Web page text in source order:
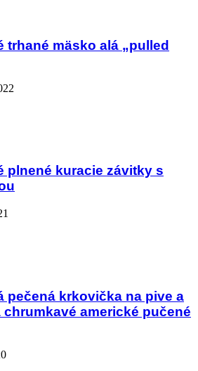
trhané mäsko alá „pulled
plnené kuracie závitky s
pečená krkovička na pive a
chrumkavé americké pučené